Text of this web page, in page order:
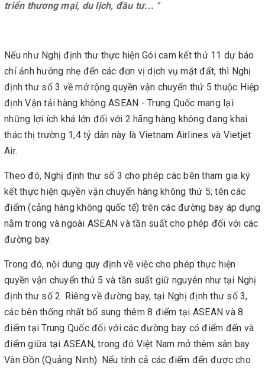
triển thương mại, du lịch, đầu tư... "
Nếu như Nghị định thư thực hiện Gói cam kết thứ 11 dự báo
chỉ ảnh hưởng nhẹ đến các đơn vị dịch vụ mặt đất, thì Nghị
định thư số 3 về mở rộng quyền vận chuyển thứ 5 thuộc Hiệp
định Vận tải hàng không ASEAN - Trung Quốc mang lại
những lợi ích khá lớn đối với 2 hãng hàng không đang khai
thác thị trường 1,4 tỷ dân này là Vietnam Airlines và Vietjet
Air.
Theo đó, Nghị định thư số 3 cho phép các bên tham gia ký
kết thực hiện quyền vận chuyển hàng không thứ 5; tên các
điểm (cảng hàng không quốc tế) trên các đường bay áp dụng
nằm trong và ngoài ASEAN và tần suất cho phép đối với các
đường bay.
Trong đó, nội dung quy định về việc cho phép thực hiện
quyền vận chuyển thứ 5 và tần suất giữ nguyên như tại Nghị
định thư số 2. Riêng về đường bay, tại Nghị định thư số 3,
các bên thống nhất bổ sung thêm 8 điểm tại ASEAN và 8
điểm tại Trung Quốc đối với các đường bay có điểm đến và
điểm giữa tại ASEAN, trong đó Việt Nam mở thêm sân bay
Vân Đồn (Quảng Ninh). Nếu tính cả các điểm đến được cho